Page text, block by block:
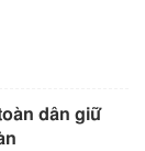
dân giữ